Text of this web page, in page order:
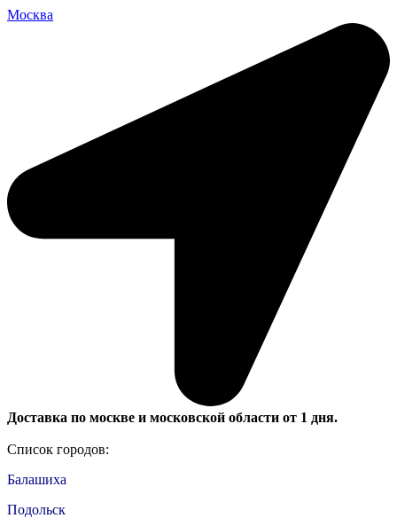
Москва
Доставка по москве и московской области от 1 дня.
Список городов:
Балашиха
Подольск